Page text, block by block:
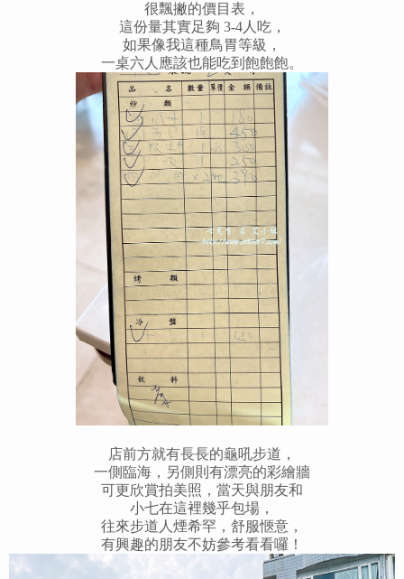
很飄撇的價目表，
這份量其實足夠 3-4人吃，
如果像我這種鳥胃等級，
一桌六人應該也能吃到飽飽飽。
店前方就有長長的龜吼步道，
一側臨海，另側則有漂亮的彩繪牆
可更欣賞拍美照，當天與朋友和
小七在這裡幾乎包場，
往來步道人煙希罕，舒服愜意，
有興趣的朋友不妨參考看看囉！